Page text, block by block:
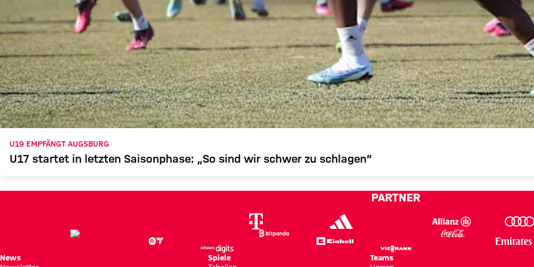
U19 EMPFÄNGT AUGSBURG
U17 startet in letzten Saisonphase: „So sind wir schwer zu schlagen“
PARTNER
News
Spiele
Teams